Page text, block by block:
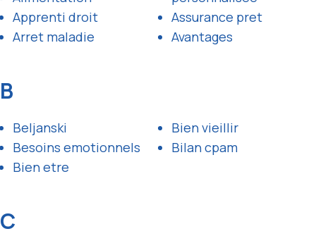
Apprenti droit
Arret maladie
Assurance pret
Avantages
B
Beljanski
Besoins emotionnels
Bien etre
Bien vieillir
Bilan cpam
C